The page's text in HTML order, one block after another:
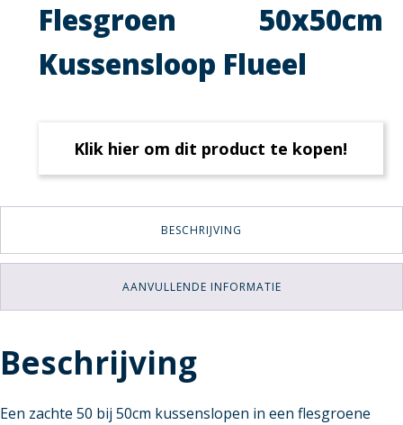
Flesgroen 50x50cm
Kussensloop Flueel
Klik hier om dit product te kopen!
BESCHRIJVING
AANVULLENDE INFORMATIE
Beschrijving
Een zachte 50 bij 50cm kussenslopen in een flesgroene